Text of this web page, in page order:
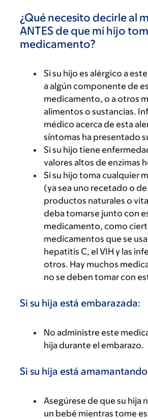
¿Qué necesito decirle al
ANTES de que mi hijo
medicamento?
Si su hijo es alérgico a
a algún componente de
medicamento, o a otros
alimentos o sustancias.
médico acerca de esta
síntomas ha presentado
Si su hijo tiene
valores altos de enzimas
Si su hijo toma cualquier
(ya sea uno recetado o
productos naturales o
deba tomarse junto con
medicamento, como
medicamentos que se
hepatitis C, el VIH y las
otros. Hay muchos
no se deben tomar con
Si su hija está embarazada:
No administre este
hija durante el embarazo.
Si su hija está
Asegúrese de que su hija
un bebé mientras tome